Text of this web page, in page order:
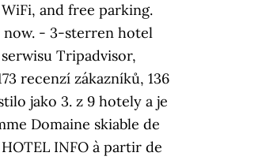
and free parking.
now. - 3-sterren hotel
Tripadvisor,
recenzí zákazníků, 136
jako 3. z 9 hotely a je
Domaine skiable de
INFO à partir de